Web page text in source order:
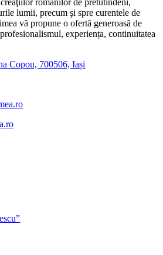
românilor de pretutindeni,
lumii, precum şi spre curentele de
vă propune o ofertă generoasă de
experiența, continuitatea
Copou, 700506, Iași